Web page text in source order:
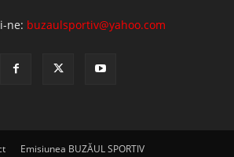
ne: buzaulsportiv@yahoo.com
Emisiunea BUZĂUL SPORTIV